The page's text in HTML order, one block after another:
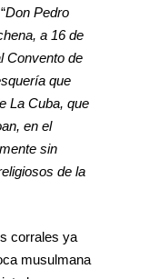
Don Pedro
a 16 de
Convento de
que
La Cuba, que
en el
sin
de la
corrales ya
musulmana